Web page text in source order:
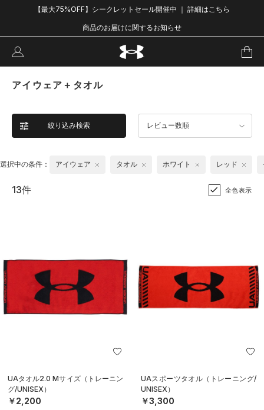
【最大75%OFF】シークレットセール開催中 ｜ 詳細はこちら
商品のお届けに関するお知らせ
アイウェア＋タオル
絞り込み検索 レビュー数順
選択中の条件： アイウェア タオル ホワイト レッド
13件 全色表示
UAタオル2.0 Mサイズ（トレーニン
グ/UNISEX）
￥2,200
UAスポーツタオル（トレーニング/
UNISEX）
￥3,300